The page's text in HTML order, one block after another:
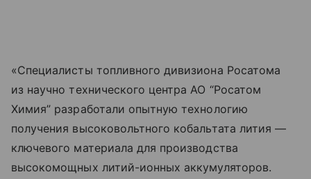
«Специалисты топливного дивизиона Росатома
из научно технического центра АО “Росатом
Химия” разработали опытную технологию
получения высоковольтного кобальтата лития —
ключевого материала для производства
высокомощных литий-ионных аккумуляторов.